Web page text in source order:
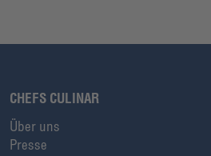
CHEFS CULINAR
Über uns
Presse